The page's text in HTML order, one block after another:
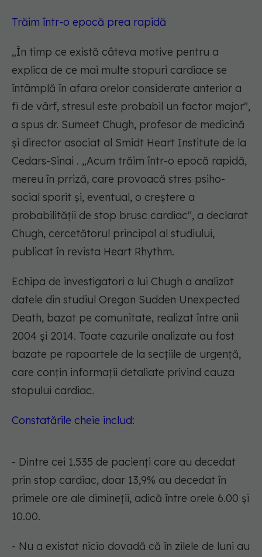
Trăim într-o epocă prea rapidă
„În timp ce există câteva motive pentru a
explica de ce mai multe stopuri cardiace se
întâmplă în afara orelor considerate anterior a
fi de vârf, stresul este probabil un factor major",
a spus dr. Sumeet Chugh, profesor de medicină
și director asociat al Smidt Heart Institute de la
Cedars-Sinai . „Acum trăim într-o epocă rapidă,
mereu în prriză, care provoacă stres psiho-
social sporit și, eventual, o creștere a
probabilității de stop brusc cardiac", a declarat
Chugh, cercetătorul principal al studiului,
publicat în revista Heart Rhythm.
Echipa de investigatori a lui Chugh a analizat
datele din studiul Oregon Sudden Unexpected
Death, bazat pe comunitate, realizat între anii
2004 și 2014. Toate cazurile analizate au fost
bazate pe rapoartele de la secțiile de urgență,
care conțin informații detaliate privind cauza
stopului cardiac.
Constatările cheie includ:
- Dintre cei 1.535 de pacienți care au decedat
prin stop cardiac, doar 13,9% au decedat în
primele ore ale dimineții, adică între orele 6.00 și
10.00.
- Nu a existat nicio dovadă că în zilele de luni au